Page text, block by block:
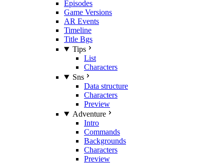
Episodes
Game Versions
AR Events
Timeline
Title Bgs
Tips
List
Characters
Sns
Data structure
Characters
Preview
Adventure
Intro
Commands
Backgrounds
Characters
Preview